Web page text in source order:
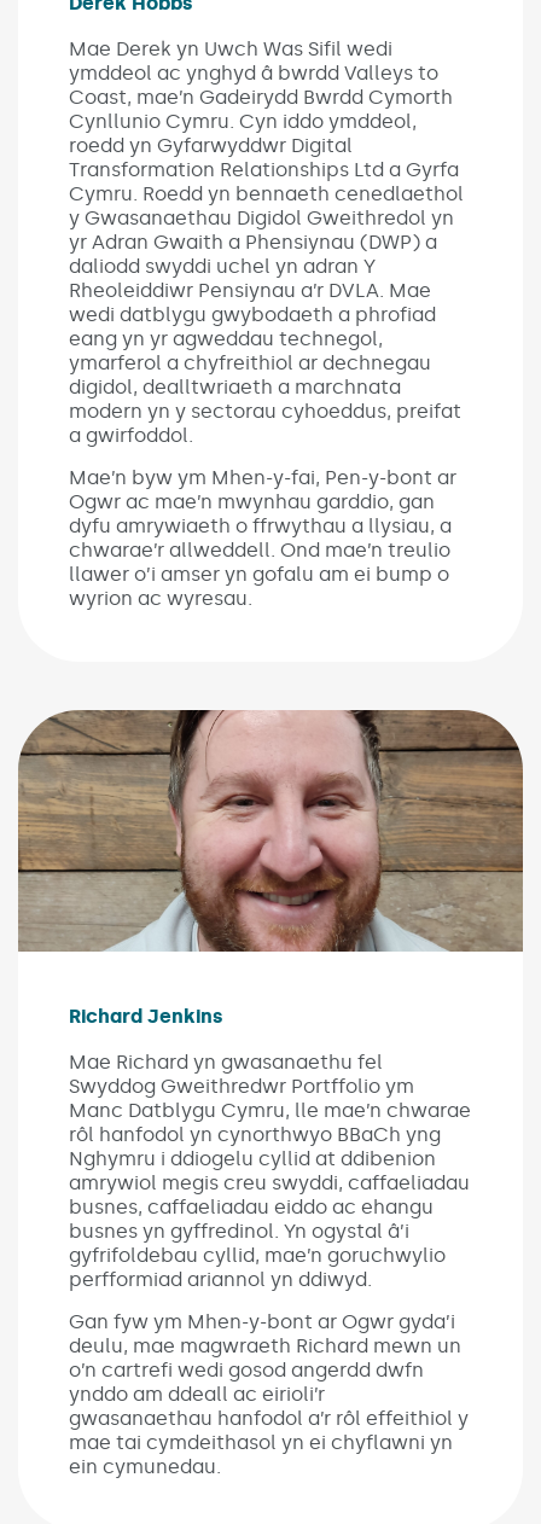
Mae Derek yn Uwch Was Sifil wedi
ymddeol ac ynghyd â bwrdd Valleys to
Coast, mae’n Gadeirydd Bwrdd Cymorth
Cynllunio Cymru. Cyn iddo ymddeol,
roedd yn Gyfarwyddwr Digital
Transformation Relationships Ltd a Gyrfa
Cymru. Roedd yn bennaeth cenedlaethol
y Gwasanaethau Digidol Gweithredol yn
yr Adran Gwaith a Phensiynau (DWP) a
daliodd swyddi uchel yn adran Y
Rheoleiddiwr Pensiynau a’r DVLA. Mae
wedi datblygu gwybodaeth a phrofiad
eang yn yr agweddau technegol,
ymarferol a chyfreithiol ar dechnegau
digidol, dealltwriaeth a marchnata
modern yn y sectorau cyhoeddus, preifat
a gwirfoddol.
Mae’n byw ym Mhen-y-fai, Pen-y-bont ar
Ogwr ac mae’n mwynhau garddio, gan
dyfu amrywiaeth o ffrwythau a llysiau, a
chwarae’r allweddell. Ond mae’n treulio
llawer o’i amser yn gofalu am ei bump o
wyrion ac wyresau.
Richard Jenkins
Mae Richard yn gwasanaethu fel
Swyddog Gweithredwr Portffolio ym
Manc Datblygu Cymru, lle mae’n chwarae
rôl hanfodol yn cynorthwyo BBaCh yng
Nghymru i ddiogelu cyllid at ddibenion
amrywiol megis creu swyddi, caffaeliadau
busnes, caffaeliadau eiddo ac ehangu
busnes yn gyffredinol. Yn ogystal â’i
gyfrifoldebau cyllid, mae’n goruchwylio
perfformiad ariannol yn ddiwyd.
Gan fyw ym Mhen-y-bont ar Ogwr gyda’i
deulu, mae magwraeth Richard mewn un
o’n cartrefi wedi gosod angerdd dwfn
ynddo am ddeall ac eirioli’r
gwasanaethau hanfodol a’r rôl effeithiol y
mae tai cymdeithasol yn ei chyflawni yn
ein cymunedau.